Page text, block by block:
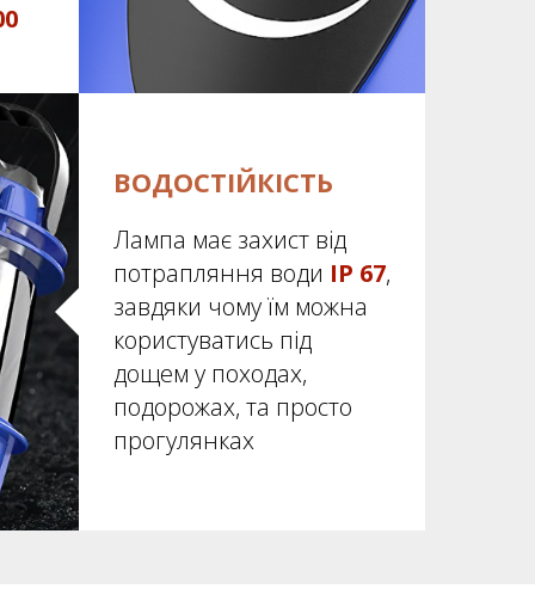
ВОДОСТІЙКІСТЬ
Лампа має захист від
потрапляння води IP 67,
завдяки чому їм можна
користуватись під
дощем у походах,
подорожах, та просто
прогулянках